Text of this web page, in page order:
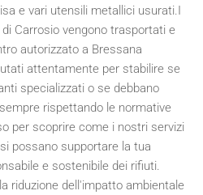
e vari utensili metallici usurati.I
Carrosio vengono trasportati e
autorizzato a Bressana
attentamente per stabilire se
specializzati o se debbano
rispettando le normative
per scoprire come i nostri servizi
possano supportare la tua
e sostenibile dei rifiuti.
riduzione dell'impatto ambientale